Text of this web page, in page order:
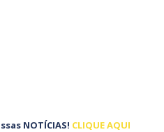
NOTÍCIAS! CLIQUE AQUI